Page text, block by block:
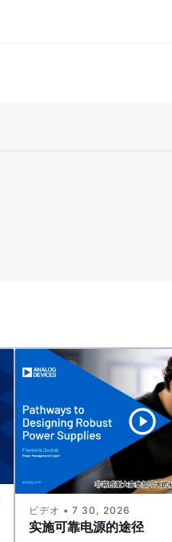
实施可靠电源的途径
ビデオ • 7 30, 2026